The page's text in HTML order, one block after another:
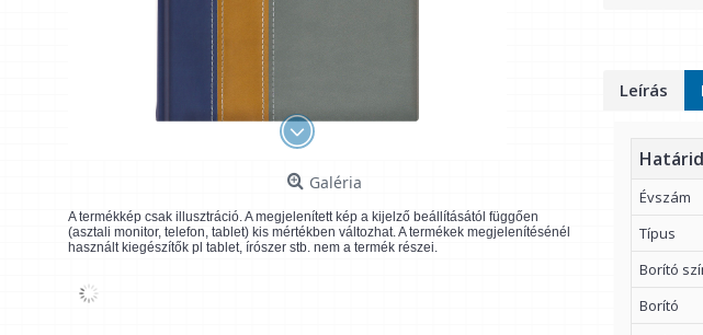
Galéria
A termékkép csak illusztráció. A megjelenített kép a kijelző beállításától függően
(asztali monitor, telefon, tablet) kis mértékben változhat. A termékek megjelenítésénél
használt kiegészítők pl tablet, írószer stb. nem a termék részei.
Leírás
Évszám
Típus
Borító
Borító